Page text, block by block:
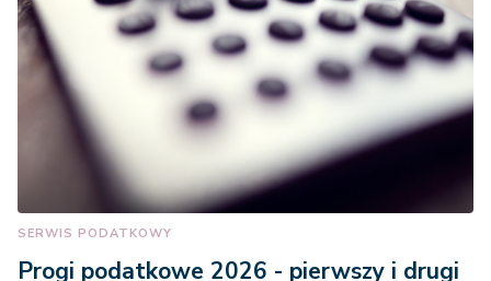
SERWIS PODATKOWY
Progi podatkowe 2026 - pierwszy i drugi